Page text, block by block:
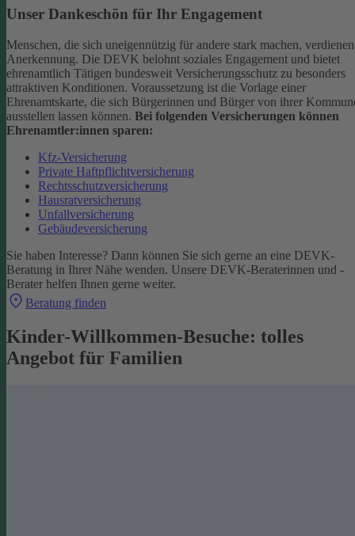
Unser Dankeschön für Ihr Engagement
Menschen, die sich uneigennützig für andere stark machen, verdienen
Anerkennung. Die DEVK belohnt soziales Engagement und bietet
ehrenamtlich Tätigen bundesweit Versicherungsschutz zu besonders
attraktiven Konditionen. Voraussetzung ist die Vorlage einer
Ehrenamtskarte, die sich Bürgerinnen und Bürger von ihrer
ausstellen lassen können. Bei folgenden Versicherungen können
Ehrenamtler:innen sparen:
Kfz-Versicherung
Private Haftpflichtversicherung
Rechtsschutzversicherung
Hausratversicherung
Unfallversicherung
Gebäudeversicherung
Sie haben Interesse? Dann können Sie sich gerne an eine DEVK-
Beratung in Ihrer Nähe wenden. Unsere DEVK-Beraterinnen und -
Berater helfen Ihnen gerne weiter.
Beratung finden
Kinder-Willkommen-Besuche: tolles
Angebot für Familien